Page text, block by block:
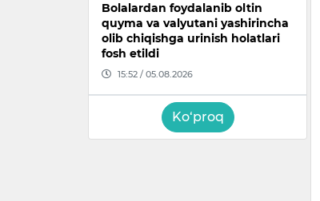
Bolalardan foydalanib oltin
quyma va valyutani yashirincha
olib chiqishga urinish holatlari
fosh etildi
15:52 / 05.08.2026
Ko‘proq